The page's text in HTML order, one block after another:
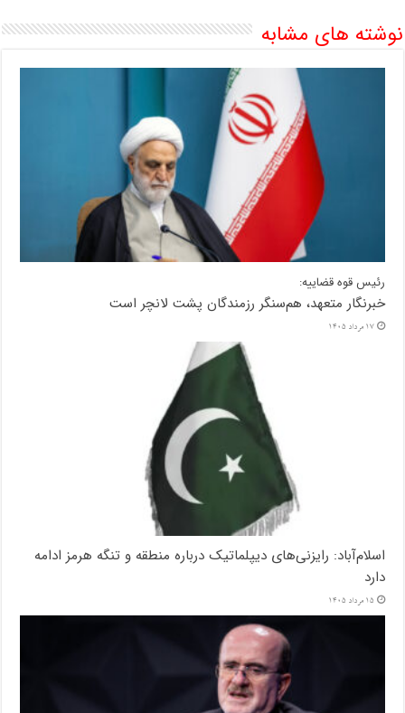
نوشته های مشابه
رئیس قوه قضاییه:
خبرنگار متعهد، هم‌سنگر رزمندگان پشت لانچر است
17 مرداد 1405
اسلام‌آباد: رایزنی‌های دیپلماتیک درباره منطقه و تنگه هرمز ادامه
دارد
15 مرداد 1405